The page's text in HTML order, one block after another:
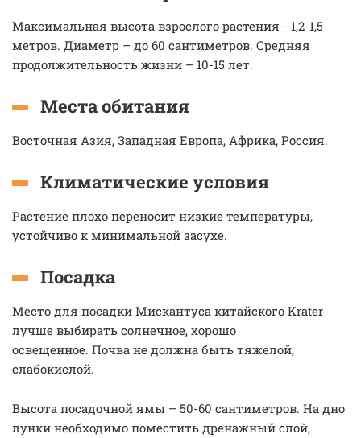
Максимальная высота взрослого растения - 1,2-1,5
метров. Диаметр – до 60 сантиметров. Средняя
продолжительность жизни – 10-15 лет.
Места обитания
Восточная Азия, Западная Европа, Африка, Россия.
Климатические условия
Растение плохо переносит низкие температуры,
устойчиво к минимальной засухе.
Посадка
Место для посадки Мискантуса китайского Krater
лучше выбирать солнечное, хорошо
освещенное. Почва не должна быть тяжелой,
слабокислой.
Высота посадочной ямы – 50-60 сантиметров. На дно
лунки необходимо поместить дренажный слой,